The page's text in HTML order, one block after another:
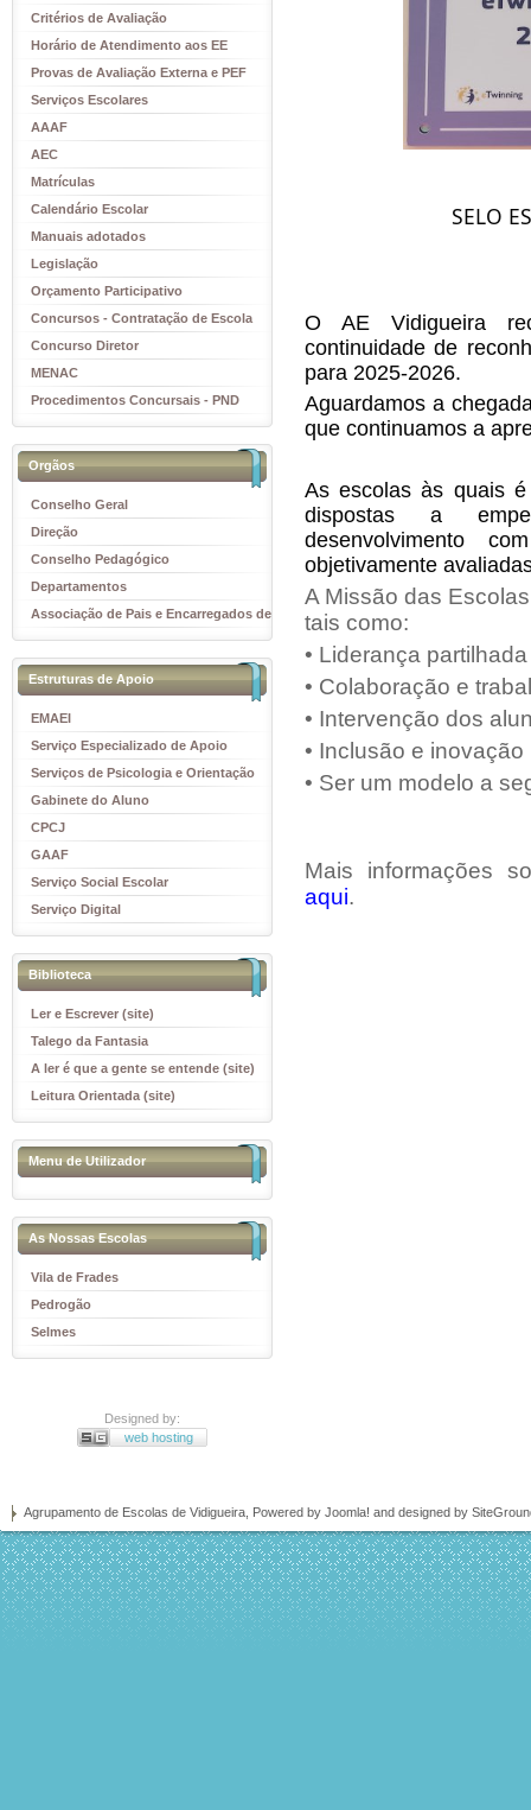
Critérios de Avaliação
Horário de Atendimento aos EE
Provas de Avaliação Externa e PEF
Serviços Escolares
AAAF
AEC
Matrículas
Calendário Escolar
Manuais adotados
Legislação
Orçamento Participativo
Concursos - Contratação de Escola
Concurso Diretor
MENAC
Procedimentos Concursais - PND
Orgãos
Conselho Geral
Direção
Conselho Pedagógico
Departamentos
Associação de Pais e Encarregados de
Educação
Estruturas de Apoio
EMAEI
Serviço Especializado de Apoio
Educativo
Serviços de Psicologia e Orientação
(SPO)
Gabinete do Aluno
CPCJ
GAAF
Serviço Social Escolar
Serviço Digital
Biblioteca
Ler e Escrever (site)
Talego da Fantasia
A ler é que a gente se entende (site)
Leitura Orientada (site)
Menu de Utilizador
As Nossas Escolas
Vila de Frades
Pedrogão
Selmes
Designed by:
web hosting
SELO
O AE Vidigueira
continuidade de
para 2025-2026.
Aguardamos a
que continuamos a
As escolas às quais
dispostas a
desenvolvimento
objetivamente
A Missão das
tais como:
• Liderança partilhada
• Colaboração e
• Intervenção dos
• Inclusão e inovação
• Ser um modelo a
Mais informações
aqui.
Agrupamento de Escolas de Vidigueira, Powered by Joomla! and designed by